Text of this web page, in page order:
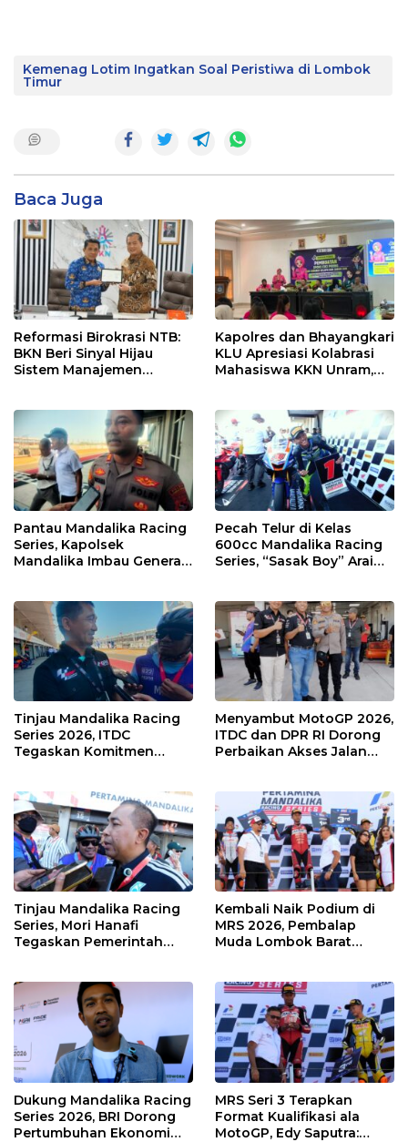
Kemenag Lotim Ingatkan Soal Peristiwa di Lombok
Timur
Baca Juga
Reformasi Birokrasi NTB:
BKN Beri Sinyal Hijau
Sistem Manajemen
Kapolres dan Bhayangkari
KLU Apresiasi Kolabrasi
Mahasiswa KKN Unram,
Pantau Mandalika Racing
Series, Kapolsek
Mandalika Imbau Generasi
Pecah Telur di Kelas
600cc Mandalika Racing
Series, “Sasak Boy” Arai
Tinjau Mandalika Racing
Series 2026, ITDC
Tegaskan Komitmen
Kawasan
Menyambut MotoGP 2026,
ITDC dan DPR RI Dorong
Perbaikan Akses Jalan
Tinjau Mandalika Racing
Series, Mori Hanafi
Tegaskan Pemerintah
Kembali Naik Podium di
MRS 2026, Pembalap
Muda Lombok Barat
Dukung Mandalika Racing
Series 2026, BRI Dorong
Pertumbuhan Ekonomi
MRS Seri 3 Terapkan
Format Kualifikasi ala
MotoGP, Edy Saputra: